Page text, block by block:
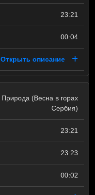
23:21
00:04
Открыть описание
Природа (Весна в горах
Сербия)
23:21
23:23
00:02